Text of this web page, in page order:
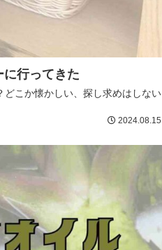
に行ってきた
こか懐かしい、探し求めはしない
2024.08.15